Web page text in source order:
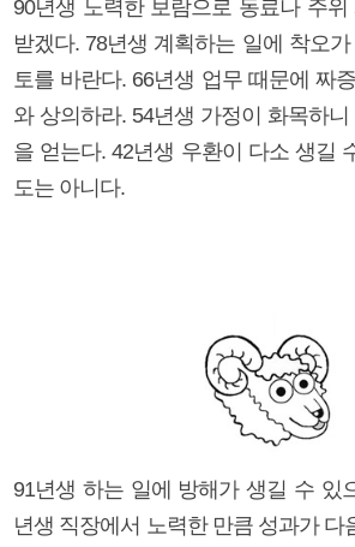
90년생 노력한 보람으로 동료나 주
받겠다. 78년생 계획하는 일에 착오
토를 바란다. 66년생 업무 때문에 짜
와 상의하라. 54년생 가정이 화목하
을 얻는다. 42년생 우환이 다소 생길
도는 아니다.
91년생 하는 일에 방해가 생길 수 있
년생 직장에서 노력한 만큼 성과가 다